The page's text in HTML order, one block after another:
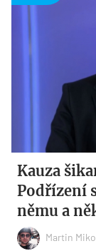
Kauza
Podřízení
němu a
Martin Miko